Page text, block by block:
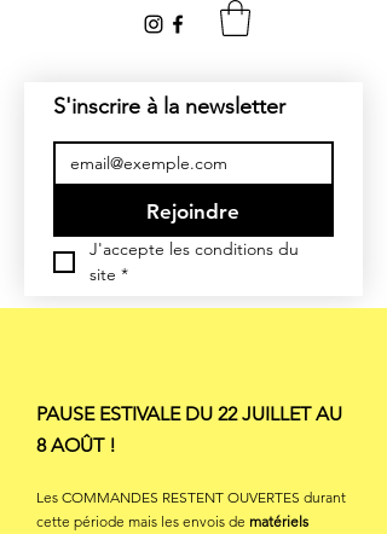
S'inscrire à la newsletter
Rejoindre
J'accepte les conditions du
site *
PAUSE ESTIVALE DU 22 JUILLET AU
8 AOÛT !
Les COMMANDES RESTENT OUVERTES durant
cette période mais les envois de matériels